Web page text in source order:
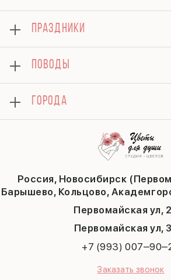
Россия, Новосибирск
Барышево, Кольцово,
Первомайская ул,
​Первомайская ул,
+7 (993)
Заказать звонок
Отзывы
Блог
Гарантии
Доставка
Вопросы и ответы
Политика конфиденциальности
Публичная оферта
Букеты
Композиции
Подарки
Хризантемы
Комбо-предложения
Тюльпаны
ПРАЗДНИКИ
14 февраля
День матери
1 сентября
День учителя
Пасха
9 мая
ПОВОДЫ
ГОРОДА